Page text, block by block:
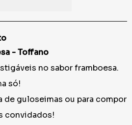
- Toffano
no sabor framboesa.
só!
de guloseimas ou para compor
convidados!